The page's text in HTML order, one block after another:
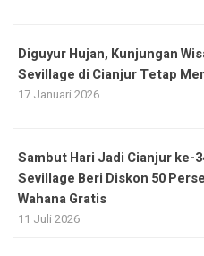
Diguyur Hujan, Kunjungan
Sevillage di Cianjur Tetap
17 Januari 2026
Sambut Hari Jadi Cianjur ke-
Sevillage Beri Diskon 50
Wahana Gratis
11 Juli 2026